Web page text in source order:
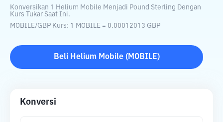
Konversikan 1 Helium Mobile Menjadi Pound Sterling Dengan
Kurs Tukar Saat Ini.
MOBILE/GBP Kurs: 1 MOBILE = 0.00012013 GBP
Beli Helium Mobile( MOBILE)
Konversi